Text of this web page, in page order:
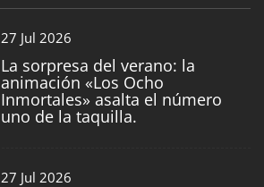
27 Jul 2026
La sorpresa del verano: la
animación «Los Ocho
Inmortales» asalta el número
uno de la taquilla.
27 Jul 2026